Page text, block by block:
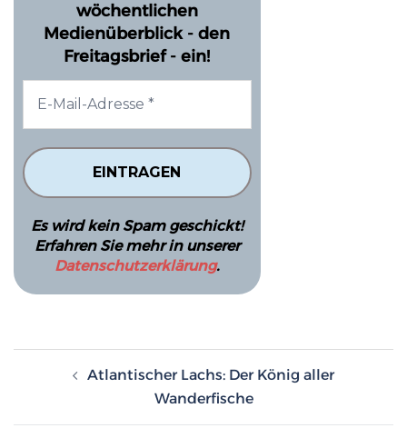
wöchentlichen
Medienüberblick - den
Freitagsbrief - ein!
Es wird kein Spam geschickt!
Erfahren Sie mehr in unserer
Datenschutzerklärung.
Atlantischer Lachs: Der König aller
Wanderfische